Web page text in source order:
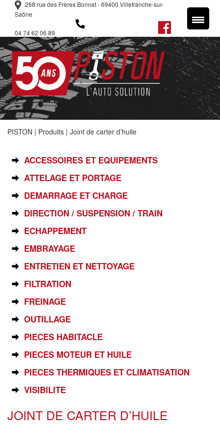
268 rue des Frères Bonnet - 69400 Villefranche-sur-
Saône
04 74 62 06 89
PISTON | Produits | Joint de carter d’huile
ACCESSOIRES ET EQUIPEMENTS
ATTELAGE ET PORTAGE
DEMARRAGE ET CHARGE
DIRECTION / SUSPENSION / TRAIN
ECHAPPEMENT
EMBRAYAGE
ENTRETIEN ET NETTOYAGE
FILTRATION
FREINAGE
OUTILLAGE
PIECES HABITACLE
PIECES MOTEUR ET HUILE
PIECES THERMIQUES ET CLIMATISATION
VISIBILITE
JOINT DE CARTER D’HUILE